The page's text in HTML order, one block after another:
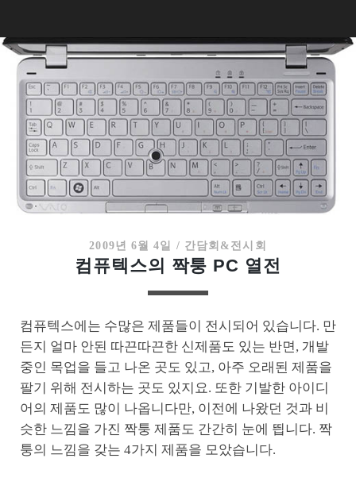
2009년 6월 4일 / 간담회&전시회
컴퓨텍스의 짝퉁 PC 열전
컴퓨텍스에는 수많은 제품들이 전시되어 있습니다. 만
든지 얼마 안된 따끈따끈한 신제품도 있는 반면, 개발
중인 목업을 들고 나온 곳도 있고, 아주 오래된 제품을
팔기 위해 전시하는 곳도 있지요. 또한 기발한 아이디
어의 제품도 많이 나옵니다만, 이전에 나왔던 것과 비
슷한 느낌을 가진 짝퉁 제품도 간간히 눈에 띕니다. 짝
퉁의 느낌을 갖는 4가지 제품을 모았습니다.